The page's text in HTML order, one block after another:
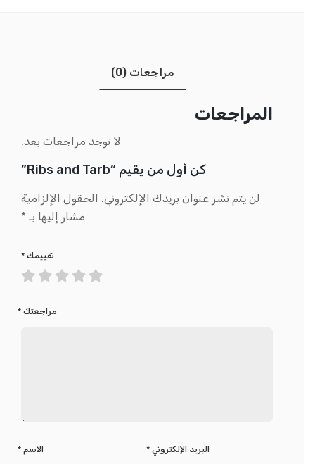
مراجعات (0)
المراجعات
لا توجد مراجعات بعد.
كن أول من يقيم “Ribs and Tarb”
لن يتم نشر عنوان بريدك الإلكتروني. الحقول الإلزامية
مشار إليها بـ *
تقييمك *
مراجعتك *
الاسم * البريد الإلكتروني*